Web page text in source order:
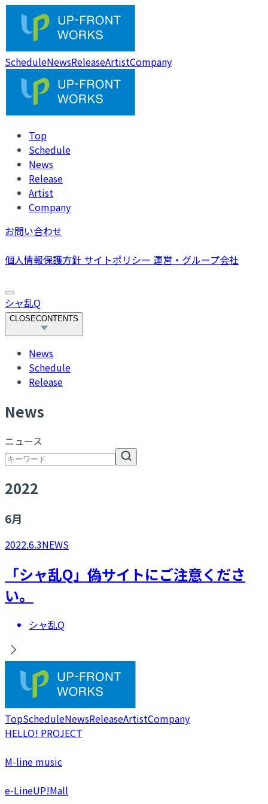
ScheduleNewsReleaseArtistCompany
Top
Schedule
News
Release
Artist
Company
お問い合わせ
個人情報保護方針 サイトポリシー 運営・グループ会社
シャ乱Q
CLOSECONTENTS
News
Schedule
Release
News
ニュース
2022
6月
2022.6.3NEWS
「シャ乱Q」偽サイトにご注意くださ
い。
シャ乱Q
TopScheduleNewsReleaseArtistCompany
HELLO! PROJECT
M-line music
e-LineUP!Mall